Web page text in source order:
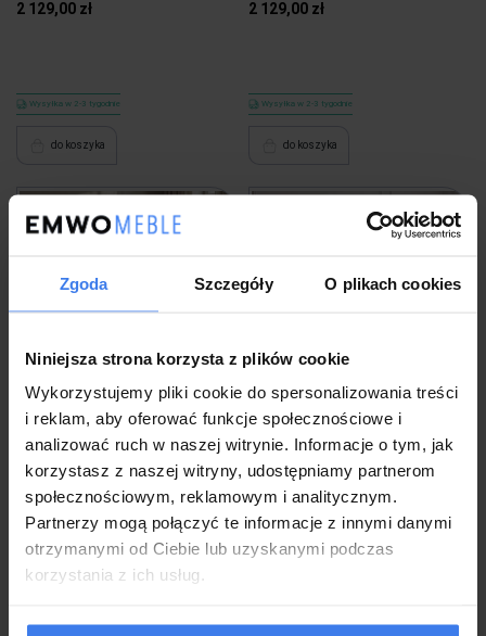
Zgoda Szczegóły O plikach cookies
Niniejsza strona korzysta z plików cookie
Wykorzystujemy pliki cookie do spersonalizowania treści
i reklam, aby oferować funkcje społecznościowe i
analizować ruch w naszej witrynie. Informacje o tym, jak
korzystasz z naszej witryny, udostępniamy partnerom
społecznościowym, reklamowym i analitycznym.
Partnerzy mogą połączyć te informacje z innymi danymi
otrzymanymi od Ciebie lub uzyskanymi podczas
korzystania z ich usług.
2 129,00 zł
Wysyłka w 2-3 tygodnie
do koszyka
2 129,00 zł
Wysyłka w 2-3 tygodnie
do koszyka
Łóżko tapicerowane z pojemnikiem
BEST 1 | 140x200 | Kolor do wyboru
1 629,00 zł
Łóżko tapicerowane z pojemnikiem
BEST 2 | 140x200 | Kolor do wyboru
1 629,00 zł